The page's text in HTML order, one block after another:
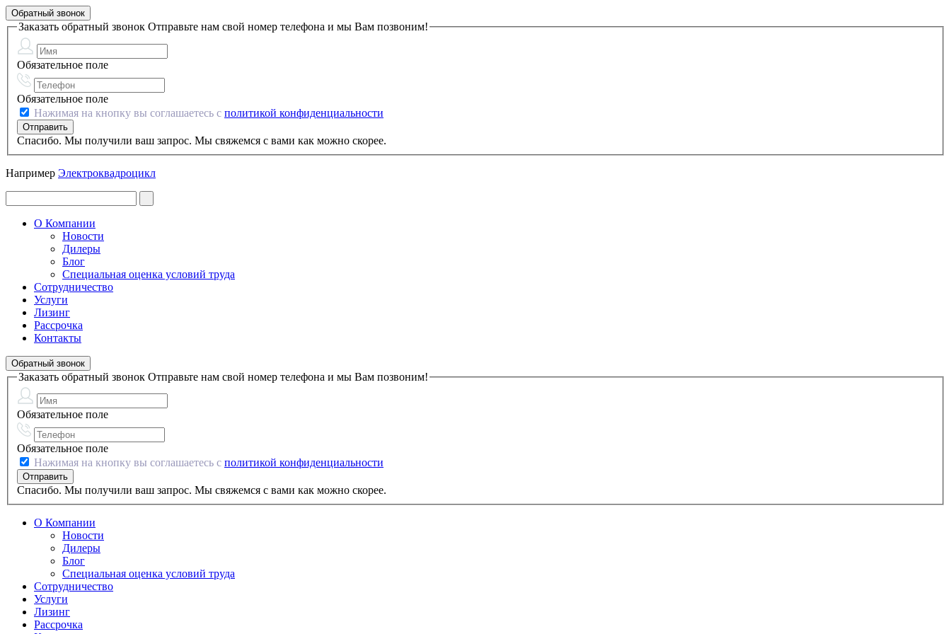
Обратный звонок
Заказать обратный звонок Отправьте нам свой номер телефона и мы Вам позвоним!
Обязательное поле
Обязательное поле
Нажимая на кнопку вы соглашаетесь с политикой конфиденциальности
Спасибо. Мы получили ваш запрос. Мы свяжемся с вами как можно скорее.
Например Электроквадроцикл
О Компании
Новости
Дилеры
Блог
Специальная оценка условий труда
Сотрудничество
Услуги
Лизинг
Рассрочка
Контакты
Обратный звонок
Заказать обратный звонок Отправьте нам свой номер телефона и мы Вам позвоним!
Обязательное поле
Обязательное поле
Нажимая на кнопку вы соглашаетесь с политикой конфиденциальности
Спасибо. Мы получили ваш запрос. Мы свяжемся с вами как можно скорее.
О Компании
Новости
Дилеры
Блог
Специальная оценка условий труда
Сотрудничество
Услуги
Лизинг
Рассрочка